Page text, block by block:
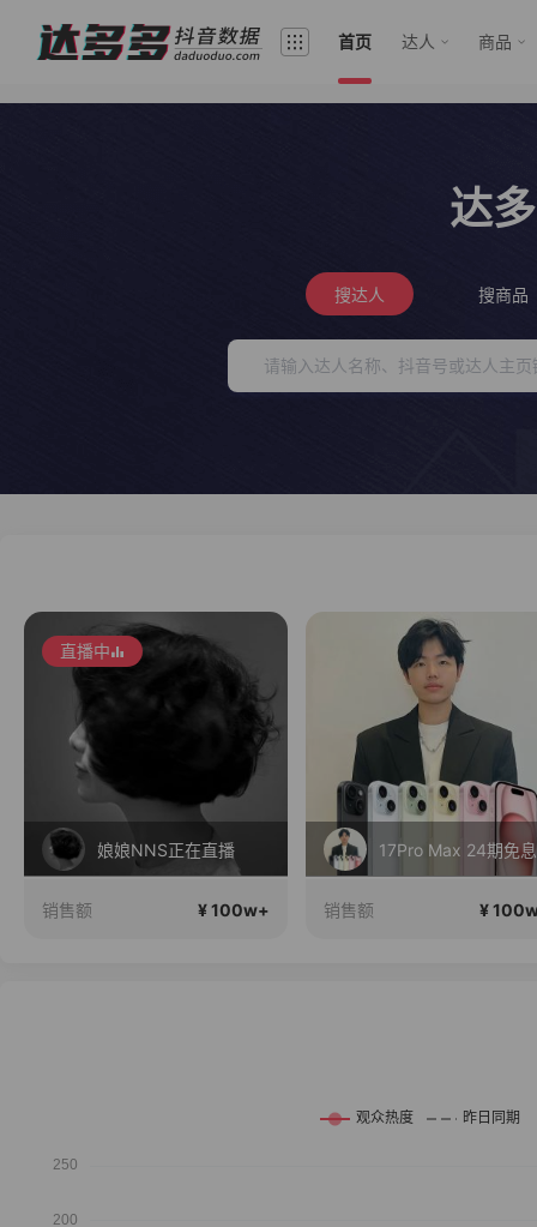
首页 达人 商品
达
搜达人 搜商品
17Pro Max 24期免息
销售额 ¥ 100w+
南瓜在这里
销售额 ¥